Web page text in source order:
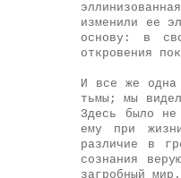
изменили ее
основу: в
откровения
И все же одна
тьмы; мы
Здесь было
ему при
различие в
сознания
загробный мир.